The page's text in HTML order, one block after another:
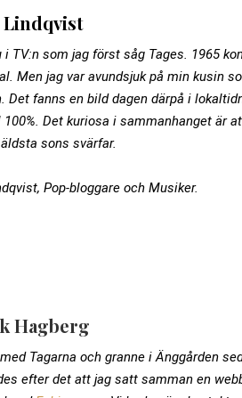
Lindqvist
i TV:n som jag först såg Tages. 1965
Men jag var avundsjuk på min kusin
Det fanns en bild dagen därpå i
Det kuriosa i sammanhanget är
sons svärfar.
Pop-bloggare och Musiker.
Hagberg
Tagarna och granne i Änggården
efter det att jag satt samman en